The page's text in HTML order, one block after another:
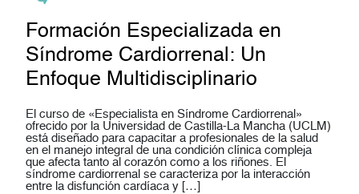
Formación Especializada en
Síndrome Cardiorrenal: Un
Enfoque Multidisciplinario
El curso de «Especialista en Síndrome Cardiorrenal»
ofrecido por la Universidad de Castilla-La Mancha (UCLM)
está diseñado para capacitar a profesionales de la salud
en el manejo integral de una condición clínica compleja
que afecta tanto al corazón como a los riñones. El
síndrome cardiorrenal se caracteriza por la interacción
entre la disfunción cardíaca y […]